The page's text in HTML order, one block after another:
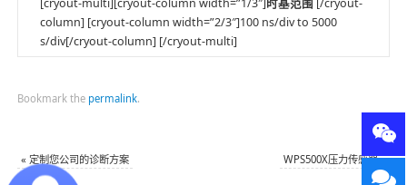
column] [cryout-column width=”2/3″]100 ns/div to 5000
s/div[/cryout-column] [/cryout-multi]
Bookmark the permalink.
« 定制您公司的诊断方案 WPS500X压力传感器»